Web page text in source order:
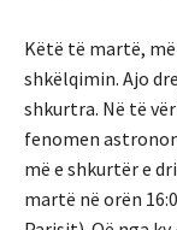
Këtë të martë,
shkëlqimin. Ajo
shkurtra. Në të
fenomen
më e shkurtër e
martë në orën